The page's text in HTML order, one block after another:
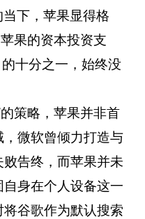
下，苹果显得格
果的资本投资支
十分之一，始终没
策略，苹果并非首
微软曾倾力打造与
告终，而苹果并未
身在个人设备这一
谷歌作为默认搜索